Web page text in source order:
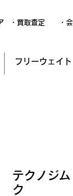
・買取査定 ・
フリーウェイト
テクノジ
ク